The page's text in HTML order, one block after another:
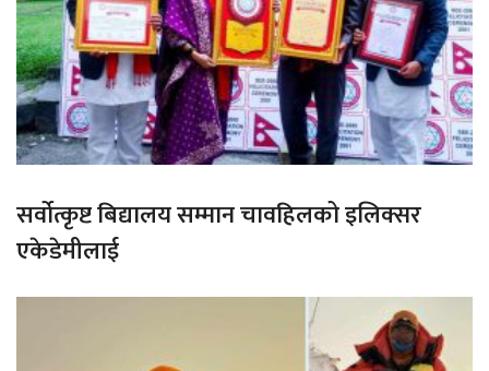
सर्वोत्कृष्ट बिद्यालय सम्मान चावहिलको इलिक्सर
एकेडेमीलाई